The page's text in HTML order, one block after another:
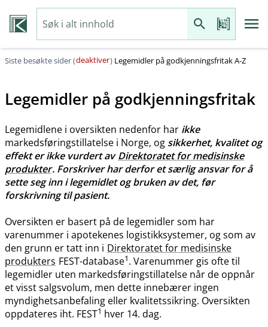
Siste besøkte sider (deaktiver) Legemidler på godkjenningsfritak A-Z
Legemidler på godkjenningsfritak
Legemidlene i oversikten nedenfor har ikke
markedsføringstillatelse i Norge, og sikkerhet, kvalitet og
effekt er ikke vurdert avDirektoratet for medisinske
produkter. Forskriver har derfor et særlig ansvar for å
sette seg inn i legemidlet og bruken av det, før
forskrivning til pasient.
Oversikten er basert på de legemidler som har
varenummer i apotekenes logistikksystemer, og som av
den grunn er tatt inn i Direktoratet for medisinske
produkters FEST-database1. Varenummer gis ofte til
legemidler uten markedsføringstillatelse når de oppnår
et visst salgsvolum, men dette innebærer ingen
myndighetsanbefaling eller kvalitetssikring. Oversikten
oppdateres iht. FEST1 hver 14. dag.